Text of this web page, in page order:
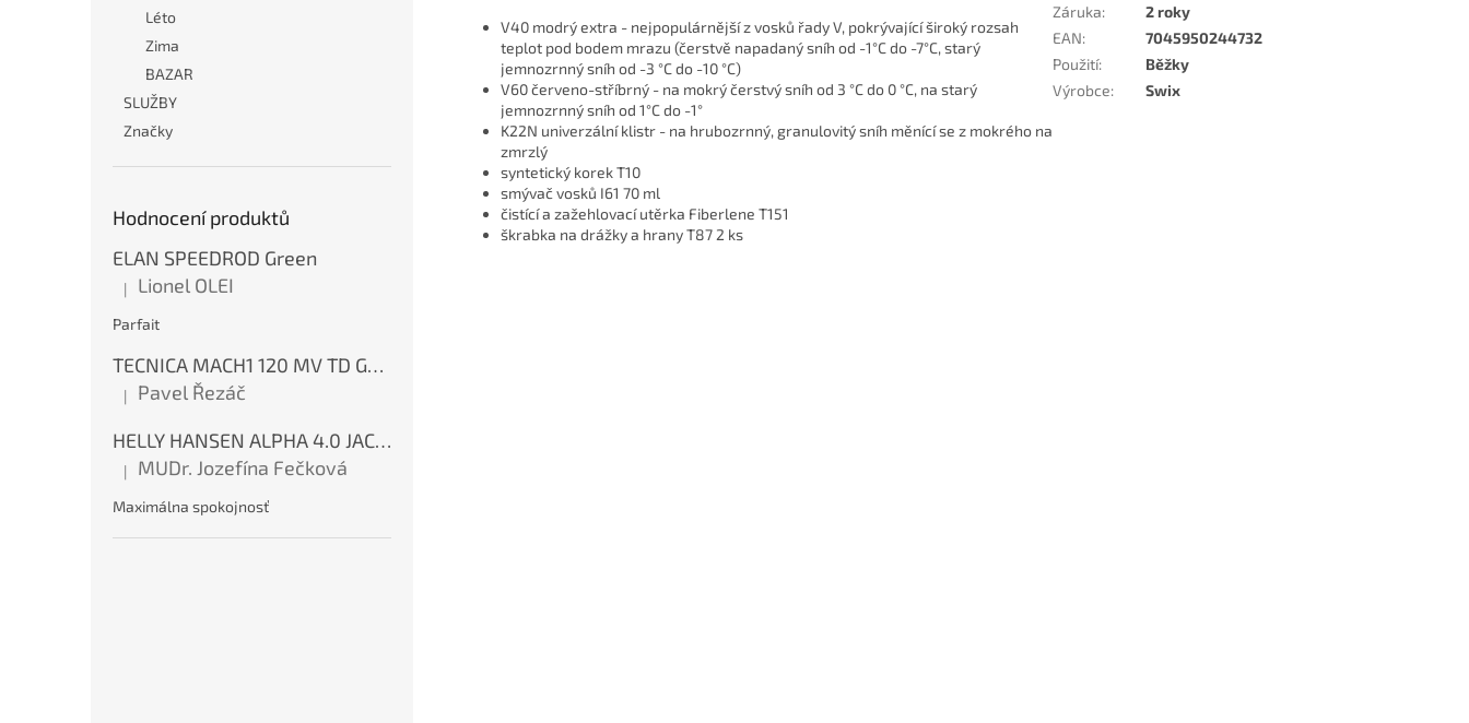
Léto
Zima
BAZAR
SLUŽBY
Značky
Hodnocení produktů
ELAN SPEEDROD Green
Hodnocení produktu je 5 z 5 hvězdiček.
| Lionel OLEI
Parfait
TECNICA MACH1 120 MV TD GW Ink Blue
Hodnocení produktu je 5 z 5 hvězdiček.
|
Pavel Řezáč
HELLY HANSEN ALPHA 4.0 JACKET Red
Hodnocení produktu je 5 z 5 hvězdiček.
| MUDr. Jozefína Fečková
Maximálna spokojnosť
V40 modrý extra - nejpopulárnější z vosků řady V, pokrývající široký rozsah
teplot pod bodem mrazu (čerstvě napadaný sníh od -1°C do -7°C, starý
jemnozrnný sníh od -3 °C do -10 °C)
V60 červeno-stříbrný - na mokrý čerstvý sníh od 3 °C do 0 °C, na starý
jemnozrnný sníh od 1°C do -1°
K22N univerzální klistr - na hrubozrnný, granulovitý sníh měnící se z mokrého na
zmrzlý
syntetický korek T10
smývač vosků I61 70 ml
čistící a zažehlovací utěrka Fiberlene T151
škrabka na drážky a hrany T87 2 ks
Záruka:
2 roky
EAN:
7045950244732
Použití:
Běžky
Výrobce: Swix